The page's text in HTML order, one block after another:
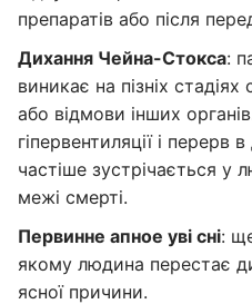
препаратів або після
Дихання Чейна-Стокса:
виникає на пізніх
або відмови інших
гіпервентиляції і перерв
частіше зустрічається у
межі смерті.
Первинне апное уві сні:
якому людина перестає
ясної причини.